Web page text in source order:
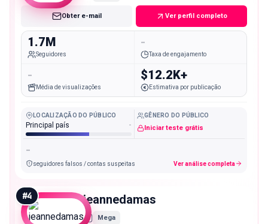
Obter e-mail Ver perfil completo
1.7M
Seguidores
-
Taxa de engajamento
-
Média de visualizações
$12.2K+
Estimativa por publicação
LOCALIZAÇÃO DO PÚBLICO
Principal país -
GÊNERO DO PÚBLICO
Iniciar teste grátis
-
seguidores falsos / contas suspeitas Ver análise completa
#4 jeannedamas
Mega